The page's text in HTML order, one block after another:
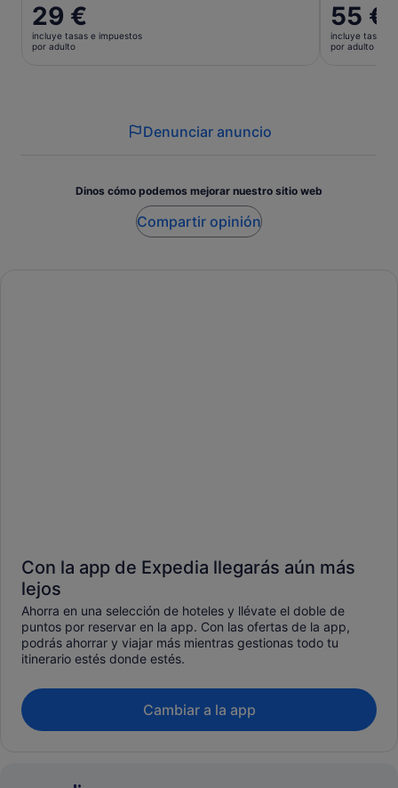
El
precio
es
29 €
incluye tasas e impuestos
por adulto
El
precio
es
55 €
incluye tasas e
por adulto
Denunciar anuncio
Dinos cómo podemos mejorar nuestro sitio web
Compartir opinión
Con la app de Expedia llegarás aún más
lejos
Ahorra en una selección de hoteles y llévate el doble de
puntos por reservar en la app. Con las ofertas de la app,
podrás ahorrar y viajar más mientras gestionas todo tu
itinerario estés donde estés.
Cambiar a la app